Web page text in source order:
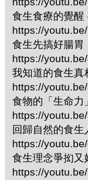
食生食療的覺醒
https://
食生先搞好腸
https://
我知道的食生
https://
食物的「生命力
https://
回歸自然的食
https://
食生理念爭抝又
https://